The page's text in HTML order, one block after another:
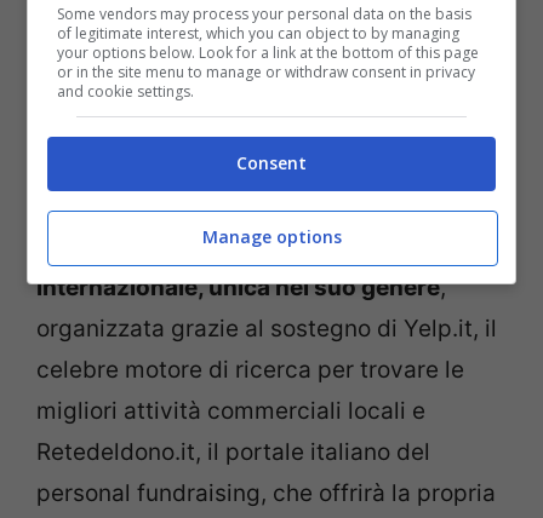
Una manifestazione di carattere
internazionale, unica nel suo genere,
organizzata grazie al sostegno di Yelp.it, il
celebre motore di ricerca per trovare le
migliori attività commerciali locali e
Retedeldono.it, il portale italiano del
personal fundraising, che offrirà la propria
Some vendors may process your personal data on the basis
of legitimate interest, which you can object to by managing
your options below. Look for a link at the bottom of this page
or in the site menu to manage or withdraw consent in privacy
and cookie settings.
Consent
Manage options